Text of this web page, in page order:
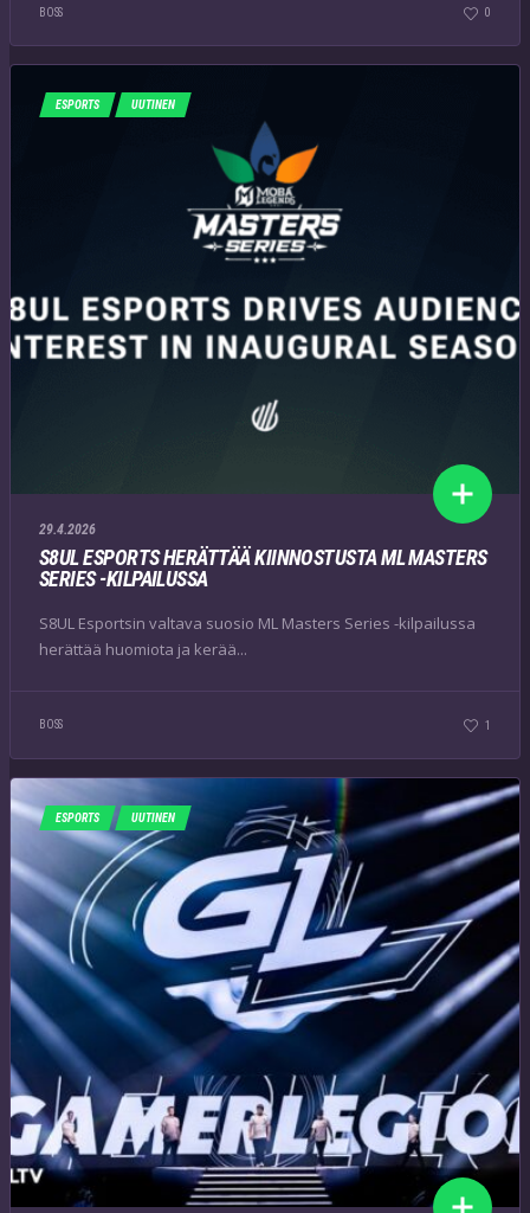
BOSS 0
ESPORTS UUTINEN
29.4.2026
S8UL ESPORTS HERÄTTÄÄ KIINNOSTUSTA ML MASTERS
SERIES -KILPAILUSSA
S8UL Esportsin valtava suosio ML Masters Series -kilpailussa
herättää huomiota ja kerää...
BOSS 1
ESPORTS UUTINEN